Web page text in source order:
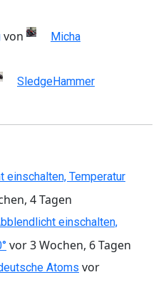
von Micha
SledgeHammer
einschalten, Temperatur
4 Tagen
einschalten,
vor 3 Wochen, 6 Tagen
Atoms vor